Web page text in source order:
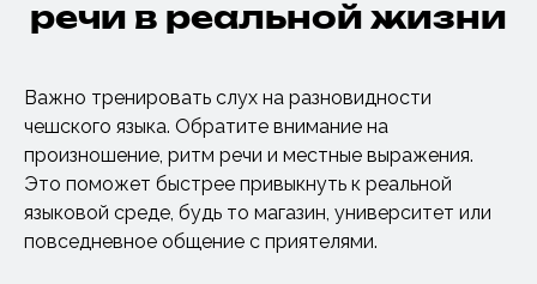
речи в реальной жизни
Важно тренировать слух на разновидности
чешского языка. Обратите внимание на
произношение, ритм речи и местные выражения.
Это поможет быстрее привыкнуть к реальной
языковой среде, будь то магазин, университет или
повседневное общение с приятелями.